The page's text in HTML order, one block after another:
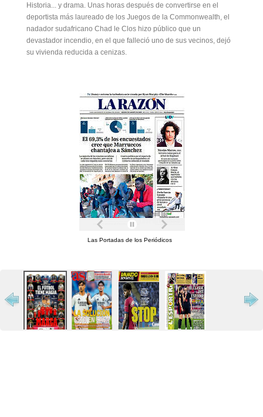
Historia... y drama. Unas horas después de convertirse en el
deportista más laureado de los Juegos de la Commonwealth, el
nadador sudafricano Chad le Clos hizo público que un
devastador incendio, en el que falleció uno de sus vecinos, dejó
su vivienda reducida a cenizas.
Las Portadas de los Periódicos